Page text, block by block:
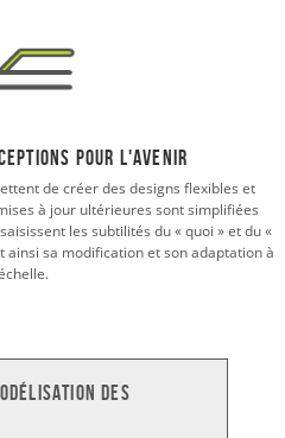
pour l'avenir
de créer des designs flexibles et
à jour ultérieures sont simplifiées
les subtilités du « quoi » et du «
sa modification et son adaptation à
des